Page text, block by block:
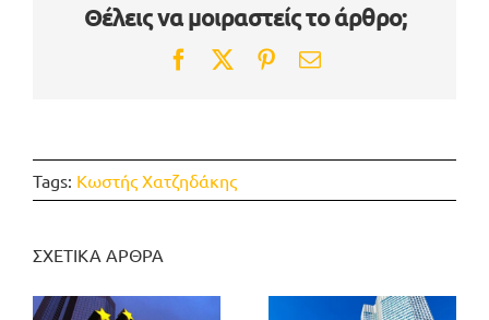
Θέλεις να μοιραστείς το άρθρο;
Facebook
TwitterPinterest
Email
Tags: Κωστής Χατζηδάκης
ΣΧΕΤΙΚΑ ΑΡΘΡΑ